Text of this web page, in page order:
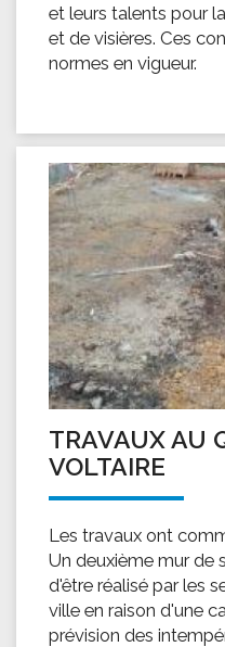
et leurs talents pour
et de visières. Ces
normes en vigueur.
TRAVAUX AU
VOLTAIRE
Les travaux ont
Un deuxième mur de
d'être réalisé par les
ville en raison d'une
prévision des